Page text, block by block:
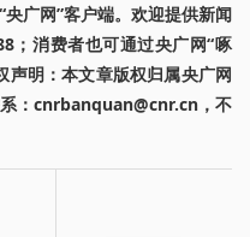
广网”客户端。欢迎提供新闻
；消费者也可通过央广网“啄
声明：本文章版权归属央广网
：cnrbanquan@cnr.cn，不